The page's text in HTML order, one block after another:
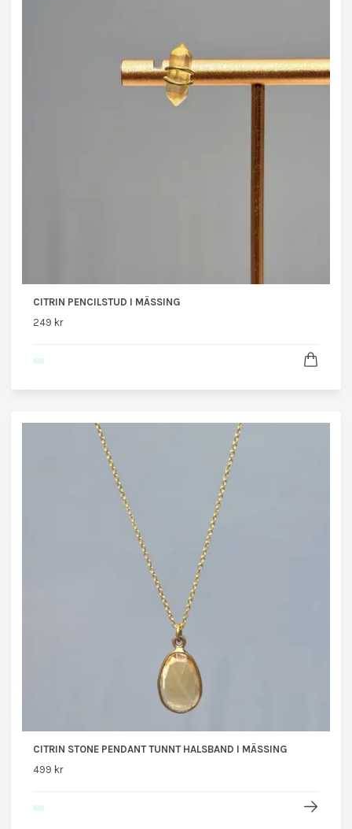
CITRIN PENCILSTUD I MÄSSING
249 kr
CITRIN STONE PENDANT TUNNT HALSBAND I MÄSSING
499 kr